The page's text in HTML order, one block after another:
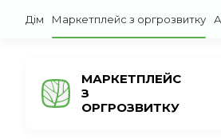
Дім Маркетплейс з оргрозвитку
МАРКЕТПЛЕЙС
З
ОРГРОЗВИТКУ